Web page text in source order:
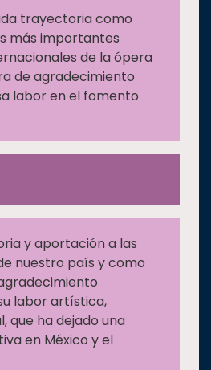
trayectoria como
más importantes
de la ópera
de agradecimiento
labor en el fomento
y aportación a las
nuestro país y como
labor artística,
que ha dejado una
en México y el